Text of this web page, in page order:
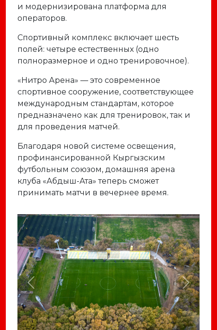
и модернизирована платформа для
операторов.
Спортивный комплекс включает шесть
полей: четыре естественных (одно
полноразмерное и одно тренировочное).
«Нитро Арена» — это современное
спортивное сооружение, соответствующее
международным стандартам, которое
предназначено как для тренировок, так и
для проведения матчей.
Благодаря новой системе освещения,
профинансированной Кыргызским
футбольным союзом, домашняя арена
клуба «Абдыш-Ата» теперь сможет
принимать матчи в вечернее время.
Previous Next